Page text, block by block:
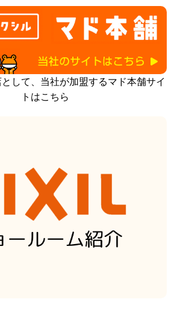
して、当社が加盟するマド本舗サイ
トはこちら